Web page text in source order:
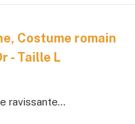
Costume romain
- Taille L
ravissante...